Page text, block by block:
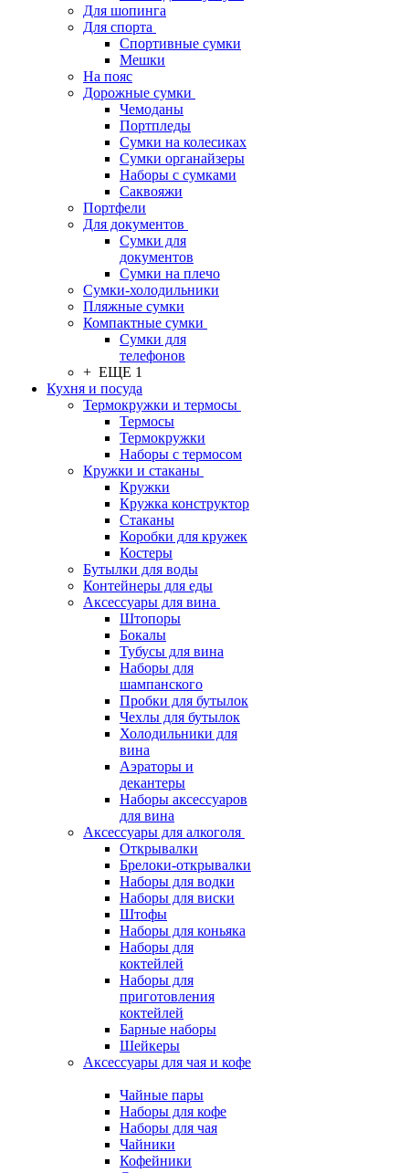
Для шопинга
Для спорта
Спортивные сумки
Мешки
На пояс
Дорожные сумки
Чемоданы
Портпледы
Сумки на колесиках
Сумки органайзеры
Наборы с сумками
Саквояжи
Портфели
Для документов
Сумки для
документов
Сумки на плечо
Сумки-холодильники
Пляжные сумки
Компактные сумки
Сумки для
телефонов
+ ЕЩЕ 1
Кухня и посуда
Термокружки и термосы
Термосы
Термокружки
Наборы с термосом
Кружки и стаканы
Кружки
Кружка конструктор
Стаканы
Коробки для кружек
Костеры
Бутылки для воды
Контейнеры для еды
Аксессуары для вина
Штопоры
Бокалы
Тубусы для вина
Наборы для
шампанского
Пробки для бутылок
Чехлы для бутылок
Холодильники для
вина
Аэраторы и
декантеры
Наборы аксессуаров
для вина
Аксессуары для алкоголя
Открывалки
Брелоки-открывалки
Наборы для водки
Наборы для виски
Штофы
Наборы для коньяка
Наборы для
коктейлей
Наборы для
приготовления
коктейлей
Барные наборы
Шейкеры
Аксессуары для чая и кофе
Чайные пары
Наборы для кофе
Наборы для чая
Чайники
Кофейники